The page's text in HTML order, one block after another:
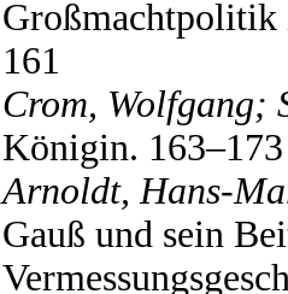
Großmachtpolitik
161
Crom, Wolfgang;
Königin. 163–173
Arnoldt, Hans-
Gauß und sein